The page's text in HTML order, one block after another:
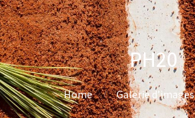
PH20
Home Galerie d’images